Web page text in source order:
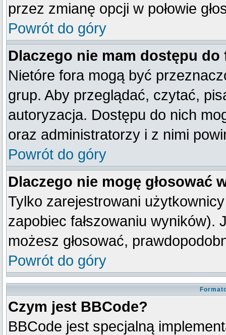
przez zmianę opcji w połowie
Powrót do góry
Dlaczego nie mam dostępu do
Nietóre fora mogą być
grup. Aby przeglądać, czytać,
autoryzacja. Dostępu do nich
oraz administratorzy i z nimi
Powrót do góry
Dlaczego nie mogę głosować
Tylko zarejestrowani
zapobiec fałszowaniu wyników).
możesz głosować,
Powrót do góry
Czym jest BBCode?
BBCode jest specjalną